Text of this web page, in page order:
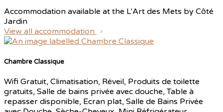
Accommodation available at the L'Art des Mets by Côté
Jardin
View all accommodation
Chambre Classique
Wifi Gratuit, Climatisation, Réveil, Produits de toilette
gratuits, Salle de bains privée avec douche, Table à
repasser disponible, Ecran plat, Salle de Bains Privée